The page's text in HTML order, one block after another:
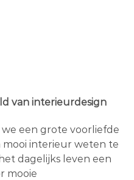
van interieurdesign
een grote voorliefde
mooi interieur weten te
dagelijks leven een
mooie